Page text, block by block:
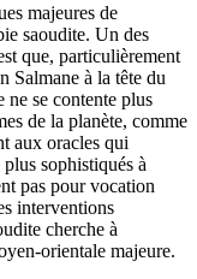
majeures de
saoudite. Un des
que, particulièrement
Salmane à la tête du
ne se contente plus
de la planète, comme
aux oracles qui
sophistiqués à
pas pour vocation
interventions
cherche à
orientale majeure.